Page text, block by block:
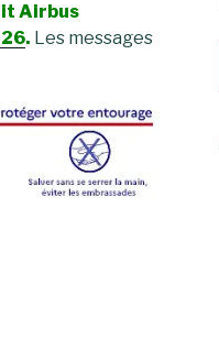
Airbus
. Les messages